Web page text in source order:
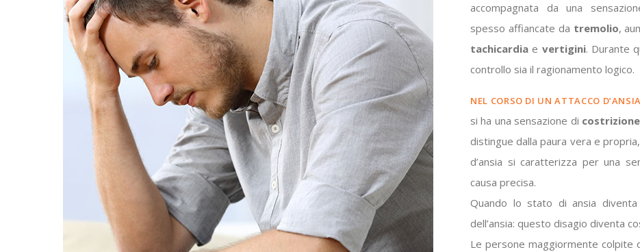
accompagnata da una
spesso affiancate da tremolio,
tachicardia e vertigini. Durante
controllo sia il ragionamento logico.
NEL CORSO DI UN ATTACCO
si ha una sensazione di costrizione
distingue dalla paura vera e
d’ansia si caratterizza per una
causa precisa.
Quando lo stato di ansia diventa
dell’ansia: questo disagio diventa
Le persone maggiormente colpite